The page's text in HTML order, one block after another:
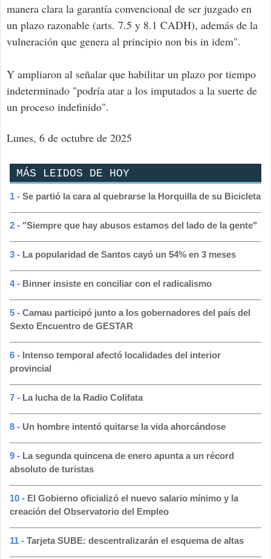
manera clara la garantía convencional de ser juzgado en
un plazo razonable (arts. 7.5 y 8.1 CADH), además de la
vulneración que genera al principio non bis in idem".
Y ampliaron al señalar que habilitar un plazo por tiempo
indeterminado "podría atar a los imputados a la suerte de
un proceso indefinido".
Lunes, 6 de octubre de 2025
MÁS LEIDOS DE HOY
1 - Se partió la cara al quebrarse la Horquilla de su Bicicleta
2 - "Siempre que hay abusos estamos del lado de la gente"
3 - La popularidad de Santos cayó un 54% en 3 meses
4 - Binner insiste en conciliar con el radicalismo
5 - Camau participó junto a los gobernadores del país del
Sexto Encuentro de GESTAR
6 - Intenso temporal afectó localidades del interior
provincial
7 - La lucha de la Radio Colifata
8 - Un hombre intentó quitarse la vida ahorcándose
9 - La segunda quincena de enero apunta a un récord
absoluto de turistas
10 - El Gobierno oficializó el nuevo salario mínimo y la
creación del Observatorio del Empleo
11 - Tarjeta SUBE: descentralizarán el esquema de altas